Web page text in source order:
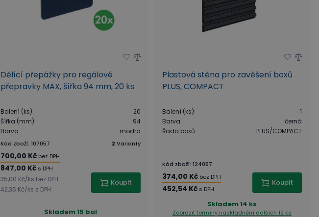
Dělící přepážky pro regálové
přepravky MAX, šířka 94 mm, 20 ks
Balení (ks):
20
Šířka (mm):
94
Barva: modrá
Kód zboží: 107057 2 Varianty
700,00 Kč bez DPH
847,00 Kč s DPH
35,00 Kč/ks bez DPH
42,35 Kč/ks s DPH
Koupit
Skladem15 bal
Plastová stěna pro zavěšení boxů
PLUS, COMPACT
Balení (ks):
1
Barva:
černá
Řada boxů: PLUS/COMPACT
Kód zboží: 124057
374,00 Kč bez DPH
452,54 Kč s DPH
Koupit
Skladem14 ks
Zobrazit termíny naskladnění dalších 12 ks